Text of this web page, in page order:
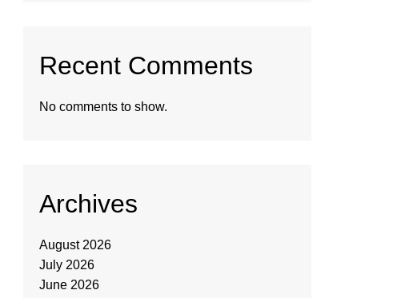
Recent Comments
No comments to show.
Archives
August 2026
July 2026
June 2026